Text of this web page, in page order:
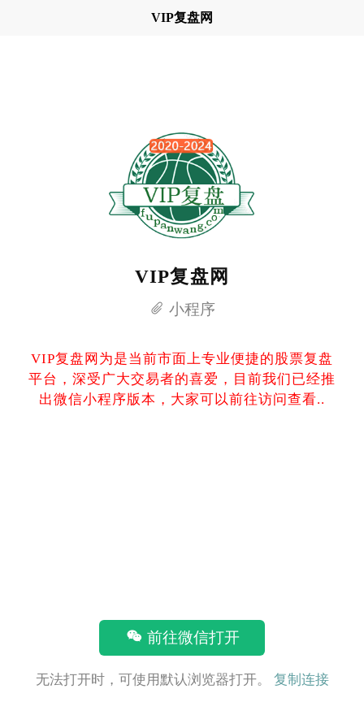
VIP复盘网
VIP复盘网
小程序
VIP复盘网为是当前市面上专业便捷的股票复盘
平台，深受广大交易者的喜爱，目前我们已经推
出微信小程序版本，大家可以前往访问查看..
前往微信打开
无法打开时，可使用默认浏览器打开。 复制连接